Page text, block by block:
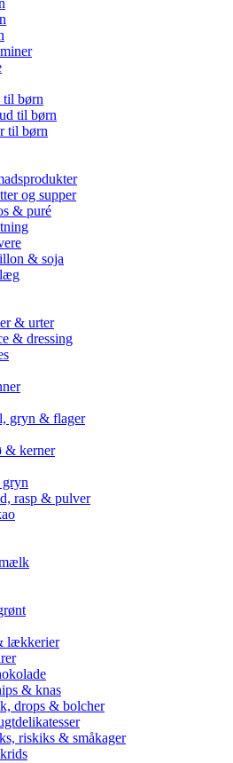
til børn
til børn
til børn
og supper
& puré
& soja
& urter
& dressing
gryn & flager
& kerner
rasp & pulver
lækkerier
& knas
drops & bolcher
riskiks & småkager